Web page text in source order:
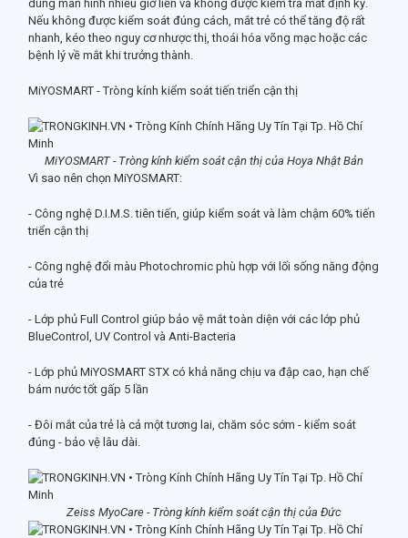
dùng màn hình nhiều giờ liền và không được kiểm tra mắt định kỳ.
Nếu không được kiểm soát đúng cách, mắt trẻ có thể tăng độ rất
nhanh, kéo theo nguy cơ nhược thị, thoái hóa võng mạc hoặc các
bệnh lý về mắt khi trưởng thành.
MiYOSMART - Tròng kính kiểm soát tiến triển cận thị
MiYOSMART - Tròng kính kiểm soát cận thị của Hoya Nhật Bản
Vì sao nên chọn MiYOSMART:
- Công nghệ D.I.M.S. tiên tiến, giúp kiểm soát và làm chậm 60% tiến
triển cận thị
- Công nghệ đổi màu Photochromic phù hợp với lối sống năng động
của trẻ
- Lớp phủ Full Control giúp bảo vệ mắt toàn diện với các lớp phủ
BlueControl, UV Control và Anti-Bacteria
- Lớp phủ MiYOSMART STX có khả năng chịu va đập cao, hạn chế
bám nước tốt gấp 5 lần
- Đôi mắt của trẻ là cả một tương lai, chăm sóc sớm - kiểm soát
đúng - bảo vệ lâu dài.
Zeiss MyoCare - Tròng kính kiểm soát cận thị của Đức